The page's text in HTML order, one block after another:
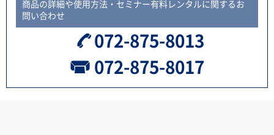
商品の詳細や使用方法・セミナー有料レンタルに関するお
問い合わせ
072-875-8013
072-875-8017